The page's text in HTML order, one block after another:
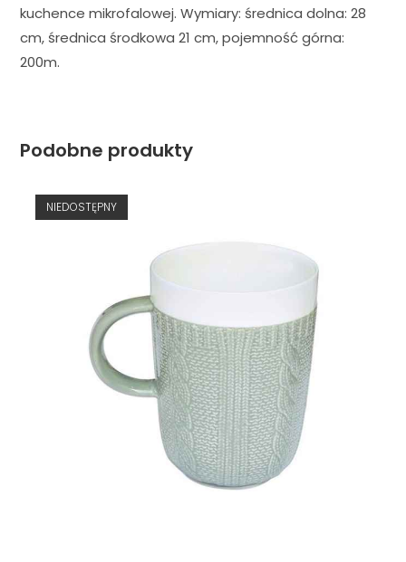
kuchence mikrofalowej. Wymiary: średnica dolna: 28
cm, średnica środkowa 21 cm, pojemność górna:
200m.
Podobne produkty
NIEDOSTĘPNY